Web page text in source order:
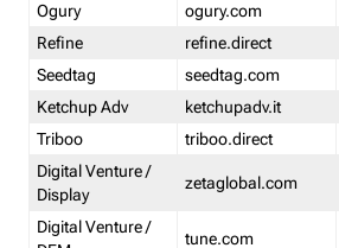
Ogury
ogury.com
Refine
refine.direct
Seedtag
seedtag.com
Ketchup Adv
ketchupadv.it
Triboo
triboo.direct
Digital Venture /
Display
zetaglobal.com
Digital Venture /
tune.com